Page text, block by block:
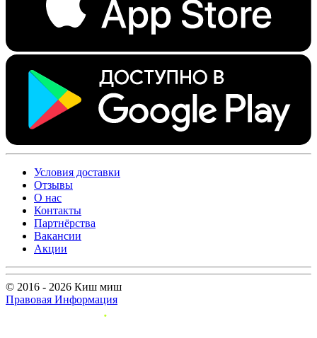
Условия доставки
Отзывы
О нас
Контакты
Партнёрства
Вакансии
Акции
© 2016 - 2026 Киш миш
Правовая Информация